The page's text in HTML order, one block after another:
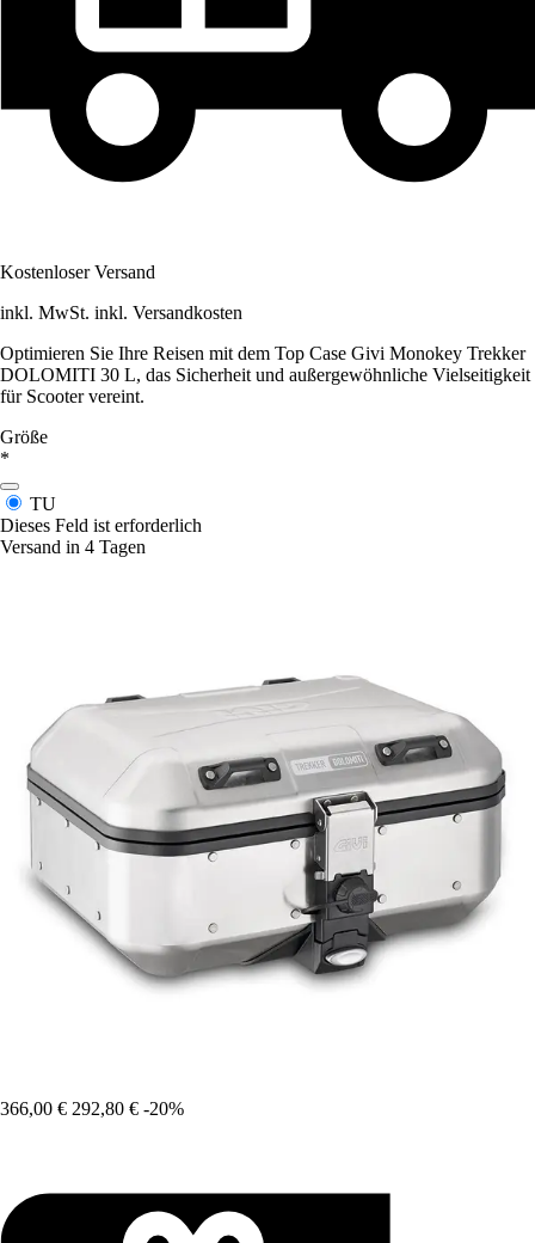
Kostenloser Versand
inkl. MwSt. inkl. Versandkosten
Optimieren Sie Ihre Reisen mit dem Top Case Givi Monokey Trekker
DOLOMITI 30 L, das Sicherheit und außergewöhnliche Vielseitigkeit
für Scooter vereint.
Größe
*
TU
Dieses Feld ist erforderlich
Versand in 4 Tagen
366,00 € 292,80 € -20%